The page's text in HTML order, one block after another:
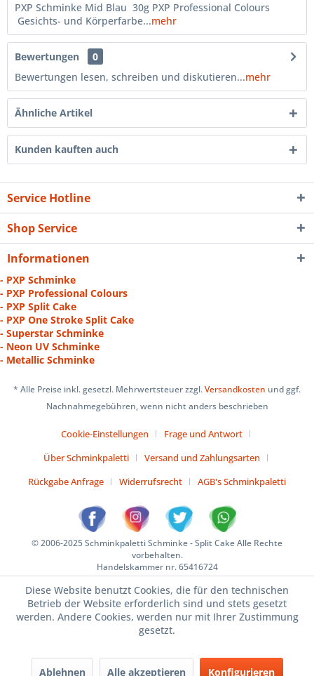
PXP Schminke Mid Blau 30g PXP Professional Colours
Gesichts- und Körperfarbe...mehr
Bewertungen
0
Bewertungen lesen, schreiben und diskutieren...mehr
Ähnliche Artikel
Kunden kauften auch
Service Hotline
Shop Service
Informationen
- PXP Schminke
- PXP Professional Colours
- PXP Split Cake
- PXP One Stroke Split Cake
- Superstar Schminke
- Neon UV Schminke
- Metallic Schminke
* Alle Preise inkl. gesetzl. Mehrwertsteuer zzgl.Versandkosten und ggf.
Nachnahmegebühren, wenn nicht anders beschrieben
Cookie-Einstellungen
Frage und Antwort
Über Schminkpaletti
Versand und Zahlungsarten
Rückgabe Anfrage
Widerrufsrecht AGB's Schminkpaletti
© 2006-2025 Schminkpaletti Schminke - Split Cake Alle Rechte
vorbehalten.
Handelskammer nr. 65416724
Diese Website benutzt Cookies, die für den technischen
Betrieb der Website erforderlich sind und stets gesetzt
werden. Andere Cookies, werden nur mit Ihrer Zustimmung
gesetzt.
Ablehnen Alle akzeptieren Konfigurieren